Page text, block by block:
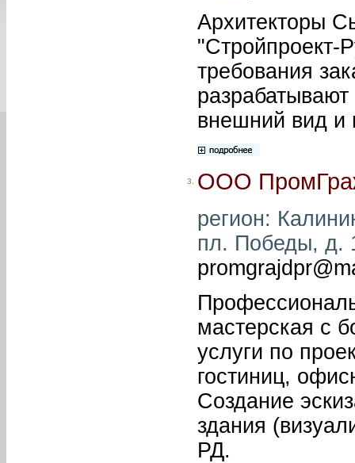
Архитекторы
"Стройпроект-
требования
внешний вид и
3. ООО
регион:
пл. Победы, д.
мастерская с
услуги по
гостиниц,
Создание
здания
РД.